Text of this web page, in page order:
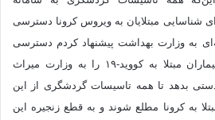
شناسایی مبتلایان به ویروس کرونا دسترسی
به وزارت بهداشت پیشنهاد کردم دسترسی
لازم به داده‌های مربوط به بیماران مبتلا به کووید-۱۹ را به وزارت میراث
بدهد تا همه تاسیسات گردشگری از این
به کرونا مطلع شوند و به قطع زنجیره این